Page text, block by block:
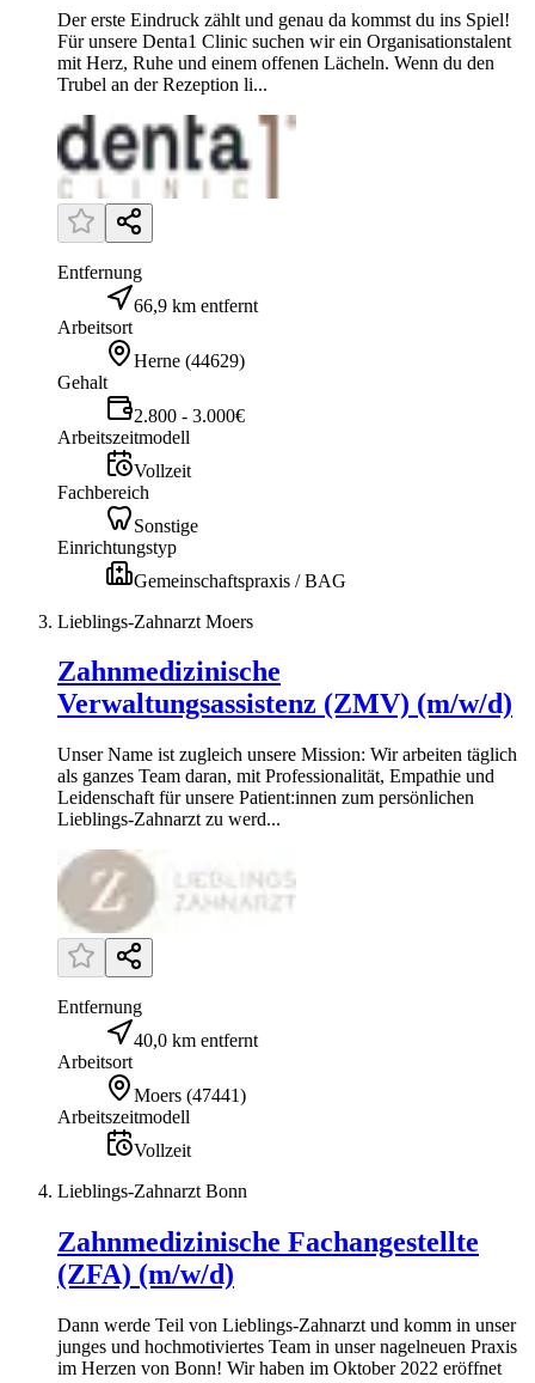
Der erste Eindruck zählt und genau da kommst du ins Spiel!
Für unsere Denta1 Clinic suchen wir ein Organisationstalent
mit Herz, Ruhe und einem offenen Lächeln. Wenn du den
Trubel an der Rezeption li...
Entfernung
66,9 km entfernt
Arbeitsort
Herne (44629)
Gehalt
2.800 - 3.000€
Arbeitszeitmodell
Vollzeit
Fachbereich
Sonstige
Einrichtungstyp
Gemeinschaftspraxis / BAG
Lieblings-Zahnarzt Moers
Zahnmedizinische
Verwaltungsassistenz (ZMV) (m/w/d)
Unser Name ist zugleich unsere Mission: Wir arbeiten täglich
als ganzes Team daran, mit Professionalität, Empathie und
Leidenschaft für unsere Patient:innen zum persönlichen
Lieblings-Zahnarzt zu werd...
Entfernung
40,0 km entfernt
Arbeitsort
Moers (47441)
Arbeitszeitmodell
Vollzeit
Lieblings-Zahnarzt Bonn
Zahnmedizinische Fachangestellte
(ZFA) (m/w/d)
Dann werde Teil von Lieblings-Zahnarzt und komm in unser
junges und hochmotiviertes Team in unser nagelneuen Praxis
im Herzen von Bonn! Wir haben im Oktober 2022 eröffnet